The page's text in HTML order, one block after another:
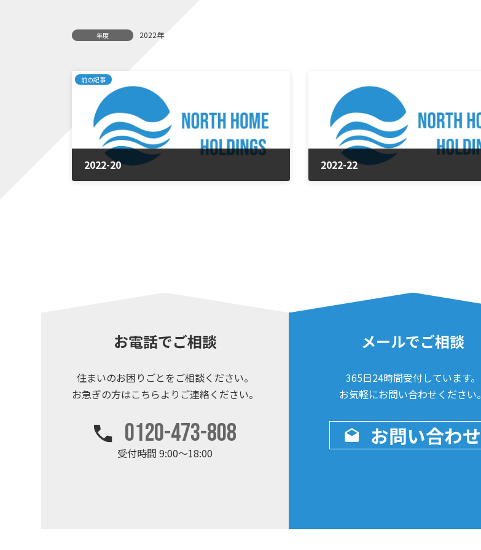
年度 2022年
前の記事
2022-20 2022-22
お電話でご相談
住まいのお困りごとを ご相談ください。
お急ぎの方はこちらより ご連絡ください。
0120-473-808
受付時間 9:00～18:00
メールでご相談
365日24時間受付しています。
お気軽にお問い合わせください。
お問い合わせ